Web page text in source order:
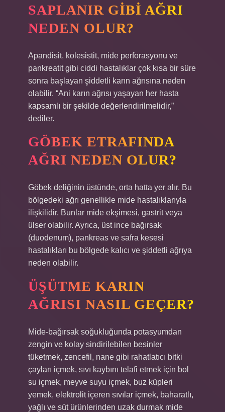
SAPLANIR GIBI AĞRI
NEDEN OLUR?
Apandisit, kolesistit, mide perforasyonu ve
pankreatit gibi ciddi hastalıklar çok kısa bir süre
sonra başlayan şiddetli karın ağrısına neden
olabilir. “Ani karın ağrısı yaşayan her hasta
kapsamlı bir şekilde değerlendirilmelidir,”
dediler.
GÖBEK ETRAFINDA
AĞRI NEDEN OLUR?
Göbek deliğinin üstünde, orta hatta yer alır. Bu
bölgedeki ağrı genellikle mide hastalıklarıyla
ilişkilidir. Bunlar mide ekşimesi, gastrit veya
ülser olabilir. Ayrıca, üst ince bağırsak
(duodenum), pankreas ve safra kesesi
hastalıkları bu bölgede kalıcı ve şiddetli ağrıya
neden olabilir.
ÜŞÜTME KARIN
AĞRISI NASIL GEÇER?
Mide-bağırsak soğukluğunda potasyumdan
zengin ve kolay sindirilebilen besinler
tüketmek, zencefil, nane gibi rahatlatıcı bitki
çayları içmek, sıvı kaybını telafi etmek için bol
su içmek, meyve suyu içmek, buz küpleri
yemek, elektrolit içeren sıvılar içmek, baharatlı,
yağlı ve süt ürünlerinden uzak durmak mide